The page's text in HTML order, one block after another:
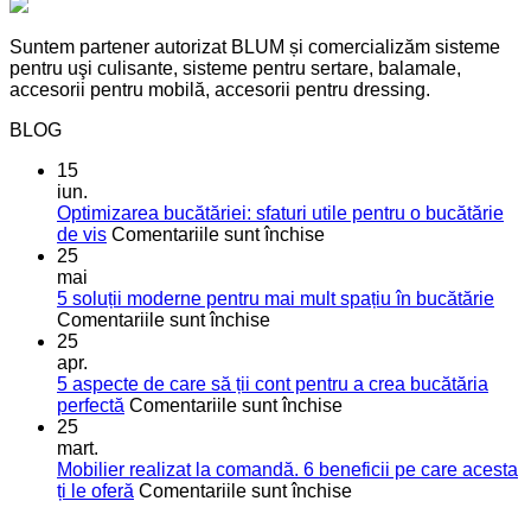
Suntem partener autorizat BLUM și comercializăm sisteme
pentru uşi culisante, sisteme pentru sertare, balamale,
accesorii pentru mobilă, accesorii pentru dressing.
BLOG
15
iun.
Optimizarea bucătăriei: sfaturi utile pentru o bucătărie
de vis Comentariile sunt închisepentru
sfaturi
bucătărie
de
25
mai
5 soluții moderne pentru mai mult spațiu în bucătărie
Comentariile sunt închisepentru
moderne
pentru
spațiu
în
25
apr.
5 aspecte de care să ții cont pentru a crea bucătăria
perfectă Comentariile sunt închisepentru
de
care
25
mart.
Mobilier realizat la comandă. 6 beneficii pe care acesta
ți le oferă Comentariile sunt închisepentru